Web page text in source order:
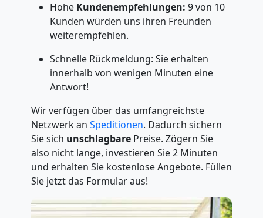
Hohe Kundenempfehlungen: 9 von 10
Kunden würden uns ihren Freunden
weiterempfehlen.
Schnelle Rückmeldung: Sie erhalten
innerhalb von wenigen Minuten eine
Antwort!
Wir verfügen über das umfangreichste
Netzwerk an Speditionen. Dadurch sichern
Sie sich unschlagbare Preise. Zögern Sie
also nicht lange, investieren Sie 2 Minuten
und erhalten Sie kostenlose Angebote. Füllen
Sie jetzt das Formular aus!